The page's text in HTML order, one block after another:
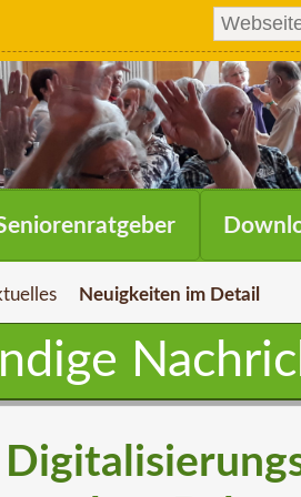
Neuigkeiten im Detail